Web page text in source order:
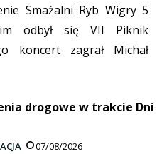
Smażalni Ryb Wigry 5
odbył się VII Piknik
koncert zagrał Michał
drogowe w trakcie Dni
07/08/2026